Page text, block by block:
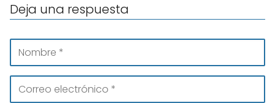
Deja una respuesta